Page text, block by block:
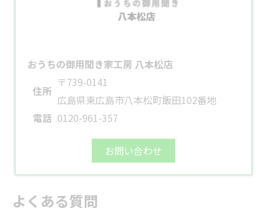
おうちの御用聞き家工房 八本松店
住所
〒739-0141
広島県東広島市八本松町飯田102番地
電話 0120-961-357
お問い合わせ
よくある質問